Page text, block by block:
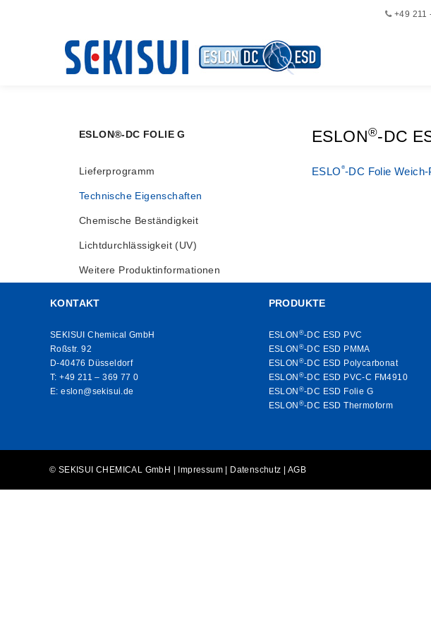
+49 211
ESLON ®-DC
ESLO ®-DC Folie
ESLON®-DC FOLIE G
Lieferprogramm
Technische Eigenschaften
Chemische Beständigkeit
Lichtdurchlässigkeit (UV)
Weitere Produktinformationen
KONTAKT
SEKISUI Chemical GmbH
Roßstr. 92
D-40476 Düsseldorf
T:+49 211 – 369 77 0
E:eslon@sekisui.de
PRODUKTE
ESLON ®-DC ESD PVC
ESLON ®-DC ESD PMMA
ESLON ®-DC ESD Polycarbonat
ESLON ®-DC ESD PVC-C FM4910
ESLON ®-DC ESD Folie G
ESLON ®-DC ESD Thermoform
© SEKISUI CHEMICAL GmbH | Impressum Datenschutz AGB